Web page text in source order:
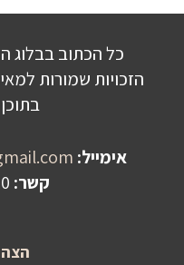
כל הכתוב בבלוג
הזכויות שמורות
אימייל:
קשר: